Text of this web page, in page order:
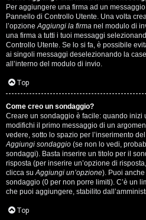
Per aggiungere una firma ad un
Pannello di Controllo Utente. Una volta
l’opzioneAggiungi la firma nel modulo di
una firma a tutti i tuoi messaggi
Controllo Utente. Se lo si fa, è possibile
ai singoli messaggi deselezionando la
all’interno del modulo di invio.
Top
Come creo un sondaggio?
Creare un sondaggio è facile: quando inizi
modifichi il primo messaggio di un
vedere, sotto lo spazio per l’inserimento
Aggiungi sondaggio (se non lo vedi,
sondaggi). Basta inserire un titolo per il
risposta (per inserire un’opzione di
clicca suAggiungi un’opzione). Puoi
sondaggio (0 per non porre limiti). C’è un
che puoi aggiungere, stabilito
Top
c
a
l
i
d
i
G
i
g
i
D